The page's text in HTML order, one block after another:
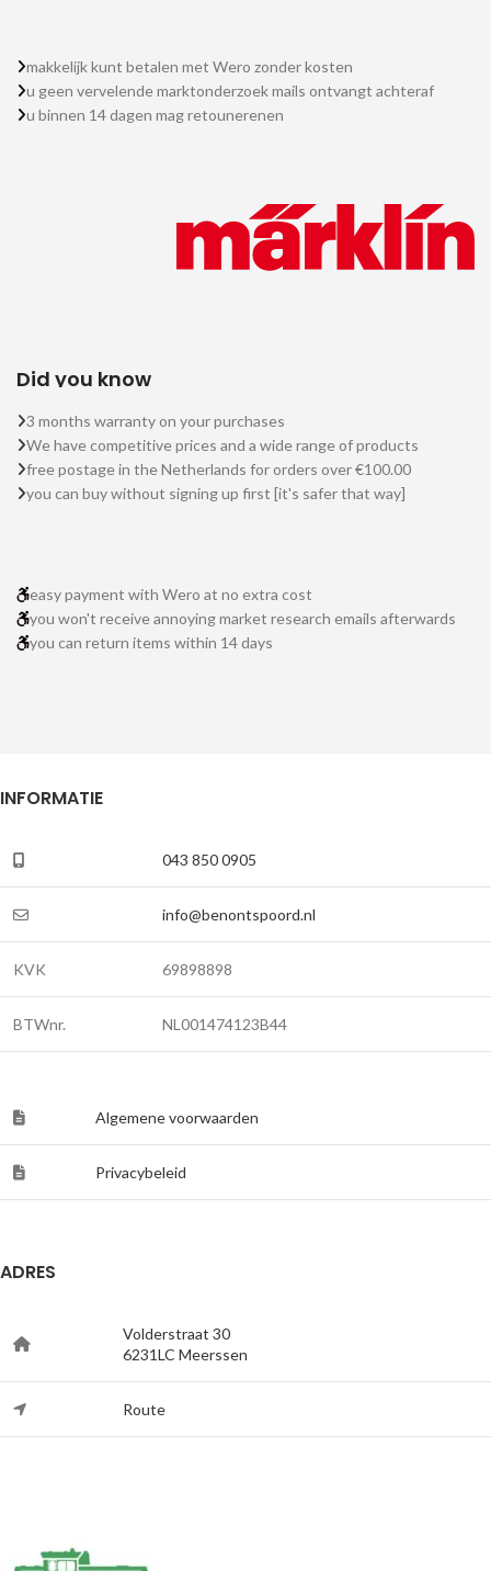
makkelijk kunt betalen met Wero zonder kosten
u geen vervelende marktonderzoek mails ontvangt achteraf
u binnen 14 dagen mag retounerenen
Did you know
3 months warranty on your purchases
We have competitive prices and a wide range of products
free postage in the Netherlands for orders over €100.00
you can buy without signing up first [it's safer that way]
easy payment with Wero at no extra cost
you won't receive annoying market research emails afterwards
you can return items within 14 days
INFORMATIE
043 850 0905
info@benontspoord.nl
KVK 69898898
BTWnr. NL001474123B44
Algemene voorwaarden
Privacybeleid
ADRES
Volderstraat 30
6231LC Meerssen
Route